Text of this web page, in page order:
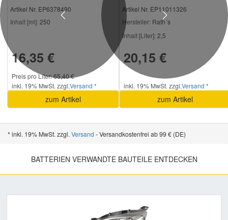
Artikel Nr. EP6378490
Inhalt [ml]: 250
16,35 €
Preis pro Liter: 65,40 €
inkl. 19% MwSt. zzgl.Versand *
zum Artikel
Artikel Nr. EP11011326
Hersteller: Rath´s
Inhalt [Liter]: 2,5
20,15 €
inkl. 19% MwSt. zzgl.Versand *
zum Artikel
Previous Next
* inkl. 19% MwSt. zzgl. Versand - Versandkostenfrei ab 99 € (DE)
BATTERIEN VERWANDTE BAUTEILE ENTDECKEN